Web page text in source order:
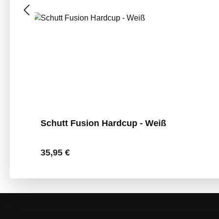
Schutt Fusion Hardcup - Weiß
Regulärer Preis:
35,95 €